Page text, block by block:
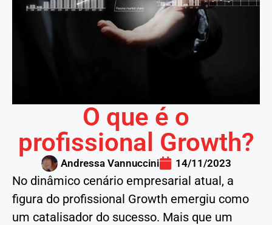
O que é o
profissional Growth?
Andressa Vannuccini 14/11/2023
No dinâmico cenário empresarial atual, a
figura do profissional Growth emergiu como
um catalisador do sucesso. Mais que um